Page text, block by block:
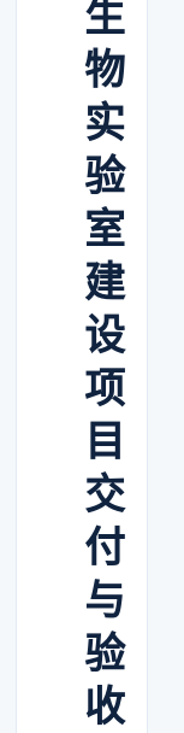
生
物
实
验
室
建
设
项
目
交
付
与
验
收